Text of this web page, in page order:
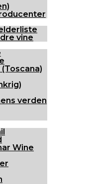
vine
verden
Wine